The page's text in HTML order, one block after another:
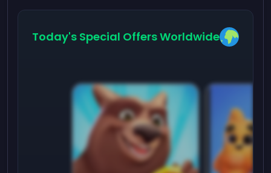
Today's Special Offers Worldwide